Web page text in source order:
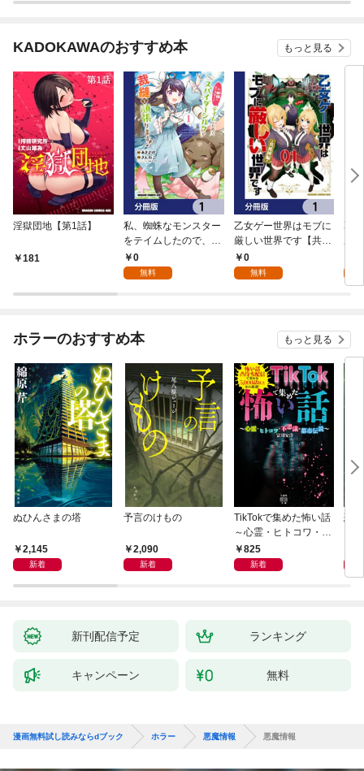
KADOKAWAのおすすめ本 もっと見る
淫獄団地【第1話】
181
私、蜘蛛なモンスター
をテイムしたので、ス
パイダーシルクで裁縫
を頑張ります！【分冊
0
無料
乙女ゲー世界はモブに
厳しい世界です【共和
国編】【分冊版】 1
0
無料
乙
ホラーのおすすめ本 もっと見る
ぬひんさまの塔
2,145
新着
予言のけもの
2,090
新着
TikTokで集めた怖い話
～心霊・ヒトコワ・不
思議・都市伝説～
825
新着
恐
新刊配信予定 ランキング
キャンペーン 無料
漫画無料試し読みならdブック ホラー 悪魔情報 悪魔情報